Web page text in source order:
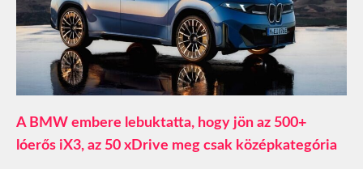
A BMW embere lebuktatta, hogy jön az 500+
lóerős iX3, az 50 xDrive meg csak középkategória